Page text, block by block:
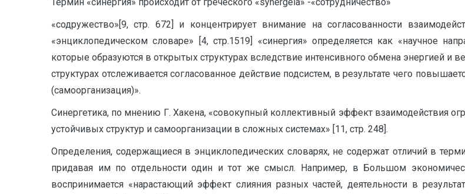
«содружество»[9, стр. 672] и концентрирует внимание на согласованности
«энциклопедическом словаре» [4, стр.1519] «синергия» определяется как «научное
которые образуются в открытых структурах вследствие интенсивного обмена энергией
структурах отслеживается согласованное действие подсистем, в результате чего
(самоорганизация)».
Синергетика, по мнению Г. Хакена, «совокупный коллективный эффект взаимодействия
устойчивых структур и самоорганизации в сложных системах» [11, стр. 248].
Определения, содержащиеся в энциклопедических словарях, не содержат отличий в
придавая им по отдельности один и тот же смысл. Например, в Большом
воспринимается «нарастающий эффект слияния разных частей, деятельности в